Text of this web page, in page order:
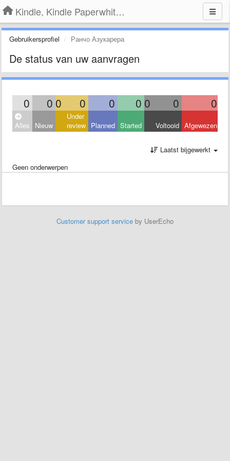
Kindle, Kindle Paperwhite, Kindle Voyage
Gebruikersprofiel Ранчо Азукарера
De status van uw aanvragen
0 0 0 0 0 0 0 0 0
Alles Nieuw
Under
review Planned Started Voltooid Afgewezen
Laatst bijgewerkt
Geen onderwerpen
Customer support service by UserEcho